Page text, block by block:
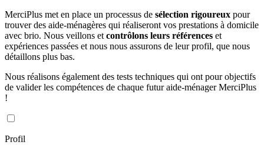
MerciPlus met en place un processus de sélection rigoureux pour
trouver des aide-ménagères qui réaliseront vos prestations à domicile
avec brio. Nous veillons et contrôlons leurs références et
expériences passées et nous nous assurons de leur profil, que nous
détaillons plus bas.
Nous réalisons également des tests techniques qui ont pour objectifs
de valider les compétences de chaque futur aide-ménager MerciPlus
!
Profil